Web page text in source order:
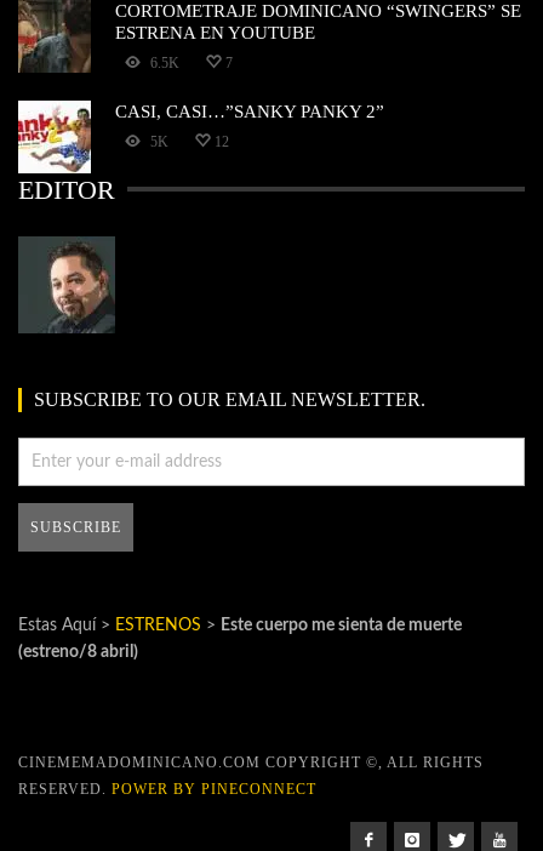
CORTOMETRAJE DOMINICANO “SWINGERS” SE
ESTRENA EN YOUTUBE
6.5K 7
CASI, CASI…”SANKY PANKY 2”
5K 12
EDITOR
SUBSCRIBE TO OUR EMAIL NEWSLETTER.
Estas Aquí > ESTRENOS > Este cuerpo me sienta de muerte
(estreno/8 abril)
CINEMEMADOMINICANO.COM COPYRIGHT ©, ALL RIGHTS
RESERVED. POWER BY PINECONNECT